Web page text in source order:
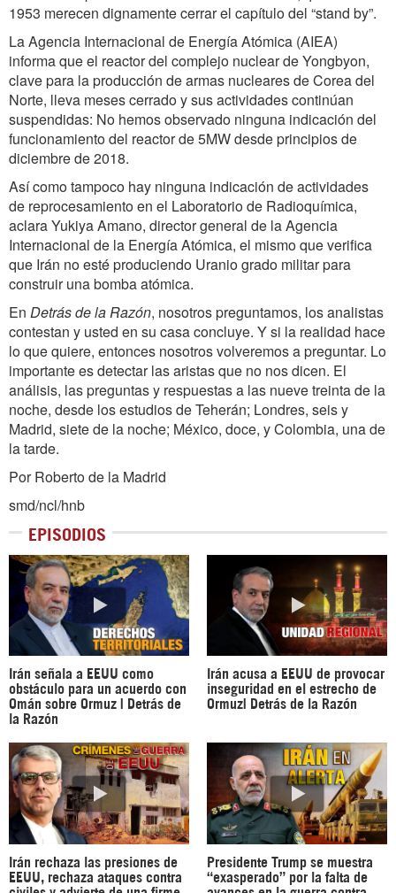
1953 merecen dignamente cerrar el capítulo del “stand by”.
La Agencia Internacional de Energía Atómica (AIEA)
informa que el reactor del complejo nuclear de Yongbyon,
clave para la producción de armas nucleares de Corea del
Norte, lleva meses cerrado y sus actividades continúan
suspendidas: No hemos observado ninguna indicación del
funcionamiento del reactor de 5MW desde principios de
diciembre de 2018.
Así como tampoco hay ninguna indicación de actividades
de reprocesamiento en el Laboratorio de Radioquímica,
aclara Yukiya Amano, director general de la Agencia
Internacional de la Energía Atómica, el mismo que verifica
que Irán no esté produciendo Uranio grado militar para
construir una bomba atómica.
En Detrás de la Razón, nosotros preguntamos, los analistas
contestan y usted en su casa concluye. Y si la realidad hace
lo que quiere, entonces nosotros volveremos a preguntar. Lo
importante es detectar las aristas que no nos dicen. El
análisis, las preguntas y respuestas a las nueve treinta de la
noche, desde los estudios de Teherán; Londres, seis y
Madrid, siete de la noche; México, doce, y Colombia, una de
la tarde.
Por Roberto de la Madrid
smd/ncl/hnb
EPISODIOS
Irán señala a EEUU como
obstáculo para un acuerdo con
Omán sobre Ormuz | Detrás de
la Razón
Irán acusa a EEUU de provocar
inseguridad en el estrecho de
Ormuz| Detrás de la Razón
Irán rechaza las presiones de
EEUU, rechaza ataques contra
civiles y advierte de una firme
Presidente Trump se muestra
“exasperado” por la falta de
avances en la guerra contra